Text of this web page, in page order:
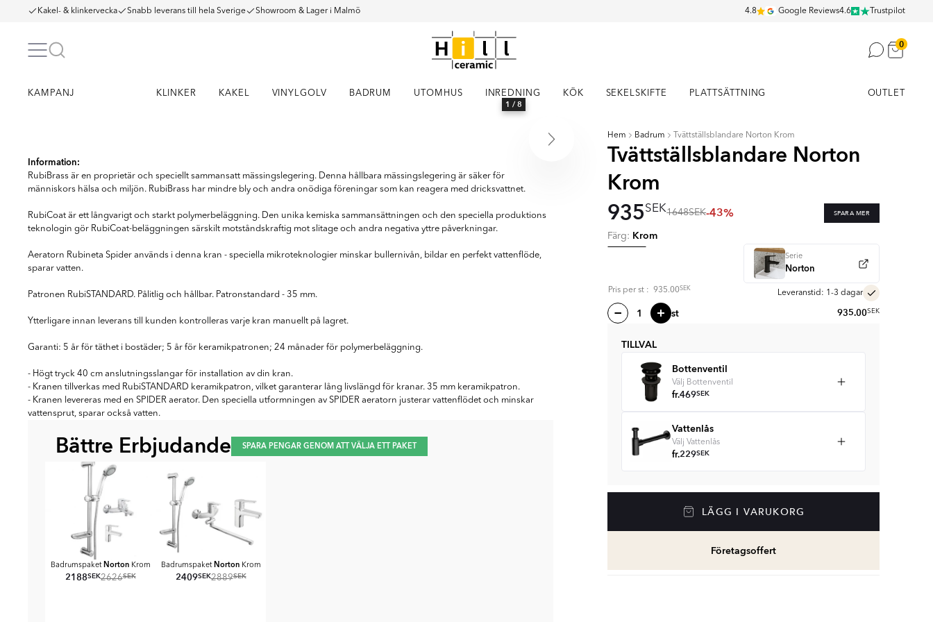
Kakel- & klinkervecka Snabb leverans till hela Sverige Showroom & Lager i Malmö 4.8 Google Reviews4.6 Trustpilot
0
KAMPANJ KLINKER KAKEL VINYLGOLV BADRUM UTOMHUS INREDNING KÖK SEKELSKIFTE PLATTSÄTTNING OUTLET
of
8
1 / 8
Hem Badrum Tvättställsblandare Norton Krom
Tvättställsblandare Norton
Krom
935SEK1648SEK-43% SPARA MER
Färg: Krom
Serie
Norton
Pris perst : 935.00SEK
Leveranstid: 1-3 dagar
st 935.00SEK
TILLVAL
Bottenventil
Välj Bottenventil
fr.469SEK
Vattenlås
Välj Vattenlås
fr.229SEK
LÄGG I VARUKORG
Företagsoffert
Information:
RubiBrass är en proprietär och speciellt sammansatt mässingslegering. Denna hållbara mässingslegering är säker för
människors hälsa och miljön. RubiBrass har mindre bly och andra onödiga föreningar som kan reagera med dricksvattnet.
RubiCoat är ett långvarigt och starkt polymerbeläggning. Den unika kemiska sammansättningen och den speciella produktions
teknologin gör RubiCoat-beläggningen särskilt motståndskraftig mot slitage och andra negativa yttre påverkningar.
Aeratorn Rubineta Spider används i denna kran - speciella mikroteknologier minskar bullernivån, bildar en perfekt vattenflöde,
sparar vatten.
Patronen RubiSTANDARD. Pålitlig och hållbar. Patronstandard - 35 mm.
Ytterligare innan leverans till kunden kontrolleras varje kran manuellt på lagret.
Garanti: 5 år för täthet i bostäder; 5 år för keramikpatronen; 24 månader för polymerbeläggning.
- Högt tryck 40 cm anslutningsslangar för installation av din kran.
- Kranen tillverkas med RubiSTANDARD keramikpatron, vilket garanterar lång livslängd för kranar. 35 mm keramikpatron.
- Kranen levereras med en SPIDER aerator. Den speciella utformningen av SPIDER aeratorn justerar vattenflödet och minskar
vattensprut, sparar också vatten.
Bättre Erbjudande SPARA PENGAR GENOM ATT VÄLJA ETT PAKET
BadrumspaketNortonKrom
2188SEK2626SEK
BadrumspaketNortonKrom
2409SEK2889SEK